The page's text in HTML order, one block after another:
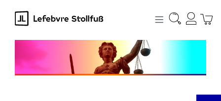
springen